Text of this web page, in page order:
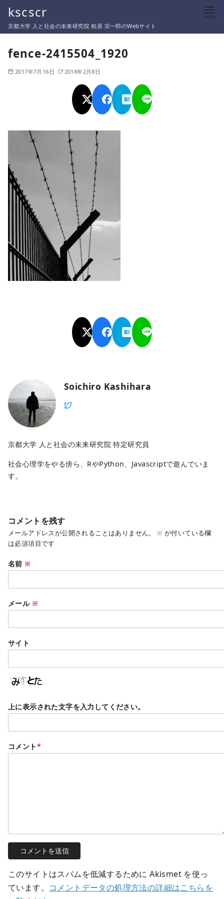
テ
kscscr
京都大学 人と社会の未来研究院 柏原 宗一郎のWebサイト
fence-2415504_1920
2017年7月16日 2018年2月8日
Soichiro Kashihara
京都大学 人と社会の未来研究院 特定研究員
社会心理学をやる傍ら、RやPython、Javascriptで遊んでいま
す。
コメントを残す
メールアドレスが公開されることはありません。 ※ が付いている欄
は必須項目です
名前※
メール ※
サイト
上に表示された文字を入力してください。
コメント*
このサイトはスパムを低減するために Akismet を使っ
ています。 コメントデータの処理方法の詳細はこちらを